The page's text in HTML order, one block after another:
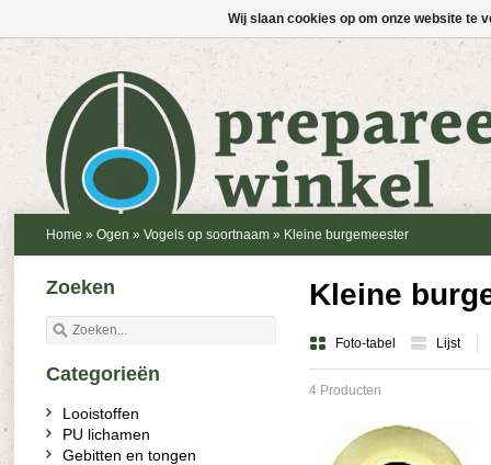
Home » Ogen » Vogels op soortnaam » Kleine burgemeester
Kleine
Foto-tabel Lijst
4 Producten
Zoeken
Categorieën
Looistoffen
PU lichamen
Gebitten en tongen
Wij slaan cookies op om onze website te